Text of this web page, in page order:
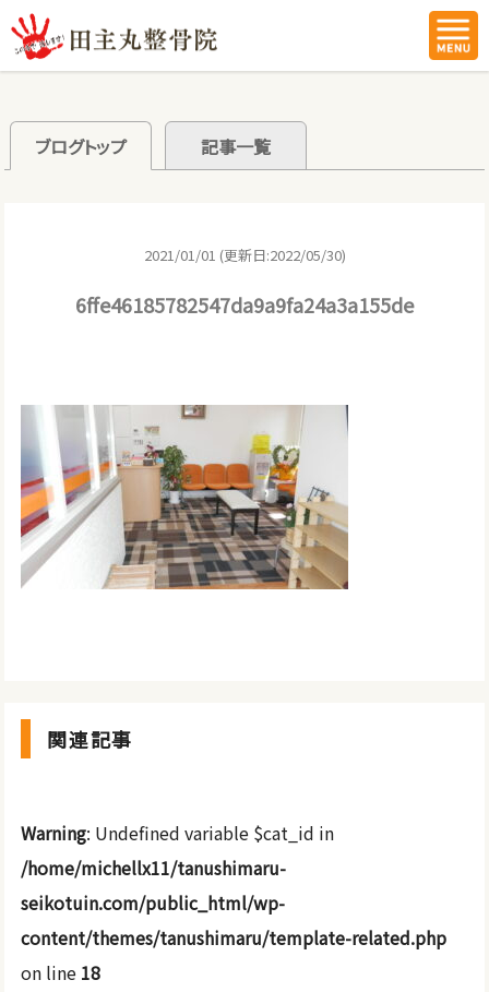
ブログトップ 記事一覧
2021/01/01 (更新日:2022/05/30)
6ffe46185782547da9a9fa24a3a155de
関連記事
Warning: Undefined variable $cat_id in
/home/michellx11/tanushimaru-
seikotuin.com/public_html/wp-
content/themes/tanushimaru/template-related.php
on line 18